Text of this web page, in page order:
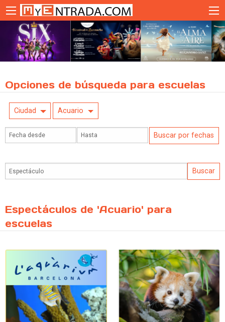
Opciones de búsqueda para escuelas
Ciudad Acuario
Espectáculos de 'Acuario' para
escuelas